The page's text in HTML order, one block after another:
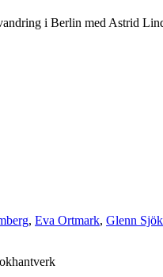
i Berlin med Astrid
, Eva Ortmark, Glenn